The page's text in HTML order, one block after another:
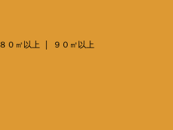
８０㎡以上 ９０㎡以上